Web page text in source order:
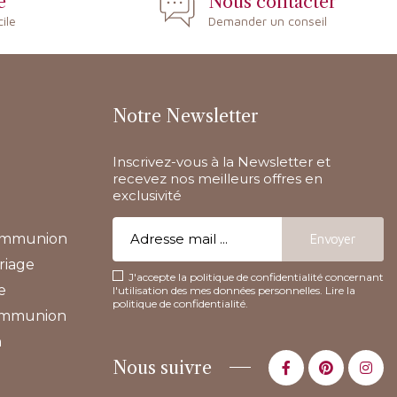
Demander un conseil
Notre Newsletter
Inscrivez-vous à la Newsletter et
recevez nos meilleurs offres en
exclusivité
J'accepte la politique de confidentialité concernant
l'utilisation des mes données personnelles. Lire la
politique de confidentialité.
Nous suivre